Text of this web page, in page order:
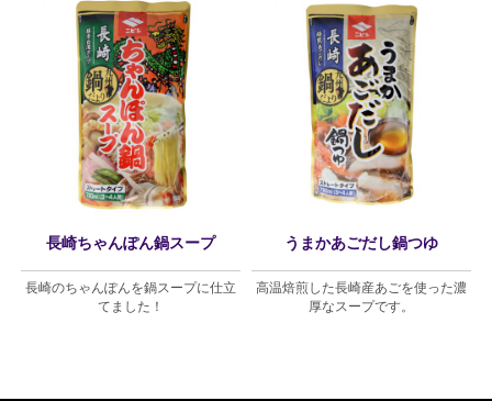
長崎ちゃんぽん鍋スープ
長崎のちゃんぽんを鍋スープに仕立
てました！
うまかあごだし鍋つゆ
高温焙煎した長崎産あごを使った濃
厚なスープです。